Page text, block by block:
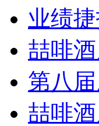
业绩
喆啡
第八
喆啡